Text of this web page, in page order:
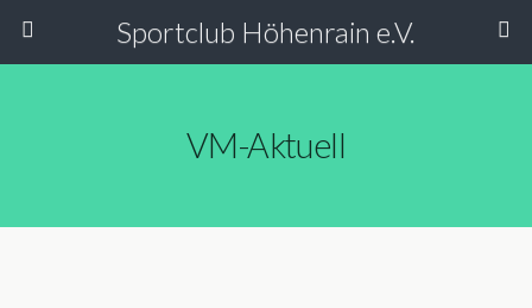
Sportclub Höhenrain e.V.
VM-Aktuell